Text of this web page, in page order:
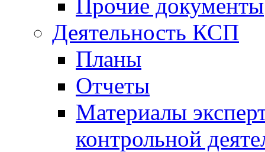
Прочие документы
Деятельность КСП
Планы
Отчеты
Материалы
контрольной